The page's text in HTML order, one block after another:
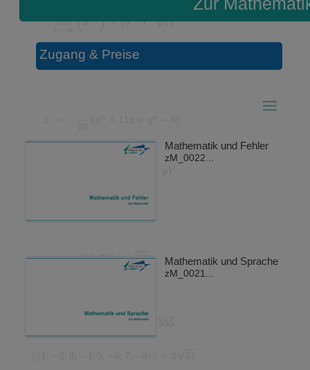
Zugang & Preise
Mathematik und Fehler
zM_0022...
Mathematik und Sprache
zM_0021...